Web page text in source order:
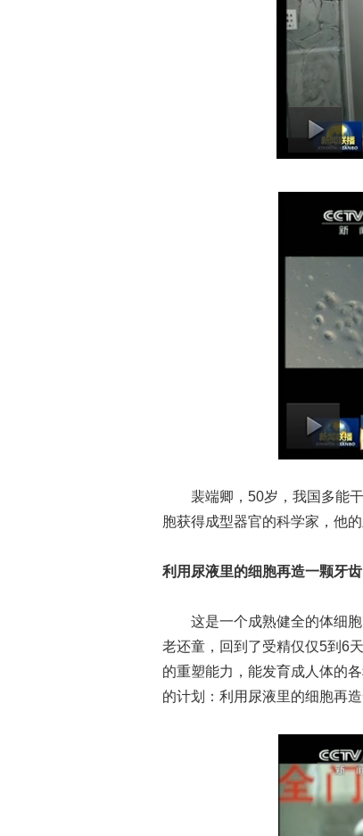
裴端卿，50岁，我国多能干
胞获得成型器官的科学家，他
利用尿液里的细胞再造一颗牙齿
这是一个成熟健全的体细胞
老还童，回到了受精仅仅5到6
的重塑能力，能发育成人体的
的计划：利用尿液里的细胞再造